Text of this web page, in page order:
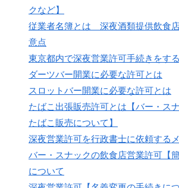
クなど】
従業者名簿とは 深夜酒類提供飲食
意点
東京都内で深夜営業許可手続きをす
ダーツバー開業に必要な許可とは
スロットバー開業に必要な許可とは
たばこ出張販売許可とは【バー・ス
たばこ販売について】
深夜営業許可を行政書士に依頼する
バー・スナックの飲食店営業許可【簡
について